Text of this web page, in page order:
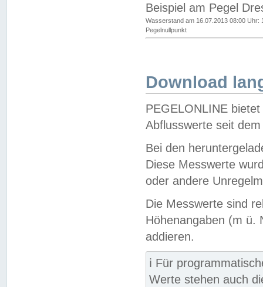
Beispiel am Pegel
Wasserstand am 16.07.2013 08:00 Uhr:
Pegelnullpunkt
Download
PEGELONLINE
Abflusswerte seit
Bei den
Diese Messwerte
oder andere
Die Messwerte sind
Höhenangaben (m ü.
addieren.
ℹ️ Für
Werte stehen auch